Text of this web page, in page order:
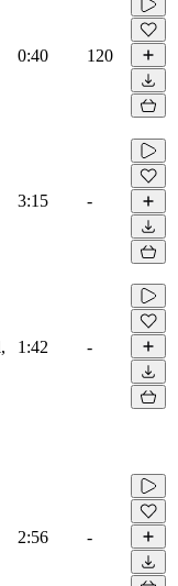
0:40 120
3:15 -
1:42 -
2:56 -